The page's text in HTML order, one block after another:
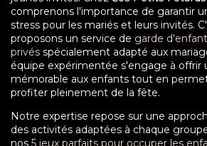
comprenons l'importance de garantir
stress pour les mariés et leurs invités.
proposons un service de garde
privés spécialement adapté aux
équipe expérimentée s'engage à offrir
mémorable aux enfants tout en
profiter pleinement de la fête.
Notre expertise repose sur une
des activités adaptées à chaque
nos 5 jeux parfaits pour occuper les